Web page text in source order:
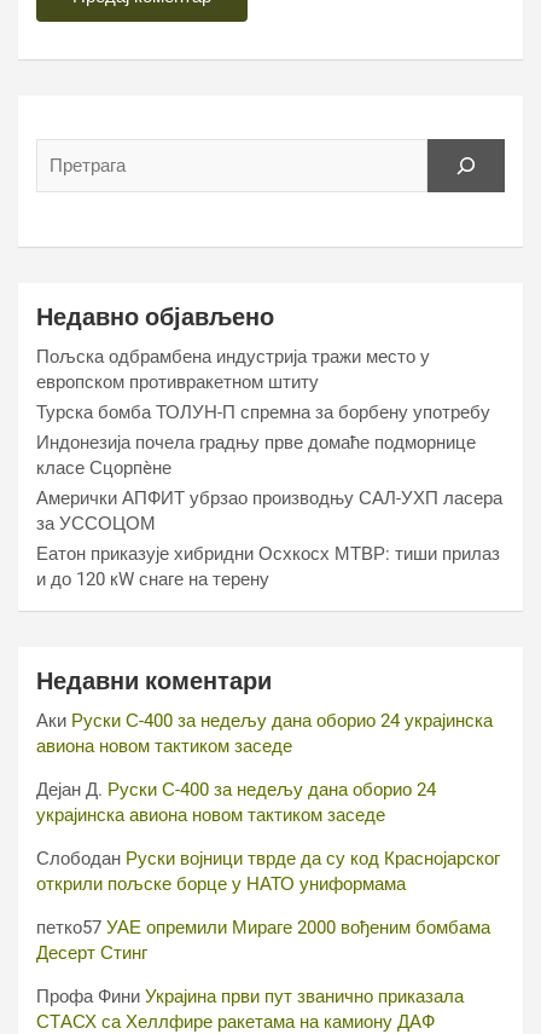
Недавно објављено
Пољска одбрамбена индустрија тражи место у
европском противракетном штиту
Турска бомба ТОЛУН-П спремна за борбену употребу
Индонезија почела градњу прве домаће подморнице
класе Сцорпèне
Амерички АПФИТ убрзао производњу САЛ-УХП ласера
за УССОЦОМ
Еатон приказује хибридни Осхкосх МТВР: тиши прилаз
и до 120 кW снаге на терену
Недавни коментари
Аки Руски С-400 за недељу дана оборио 24 украјинска
авиона новом тактиком заседе
Дејан Д. Руски С-400 за недељу дана оборио 24
украјинска авиона новом тактиком заседе
Слободан Руски војници тврде да су код Краснојарског
открили пољске борце у НАТО униформама
петко57 УАЕ опремили Мираге 2000 вођеним бомбама
Десерт Стинг
Профа Фини Украјина први пут званично приказала
СТАСХ са Хеллфире ракетама на камиону ДАФ